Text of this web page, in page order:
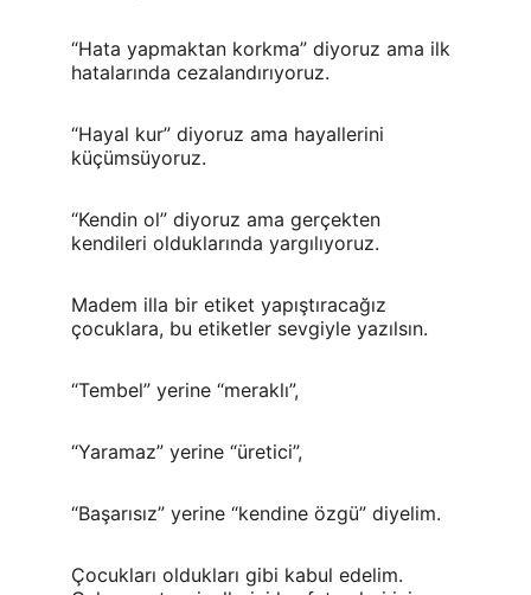
“Hata yapmaktan korkma” diyoruz ama ilk
hatalarında cezalandırıyoruz.
“Hayal kur” diyoruz ama hayallerini
küçümsüyoruz.
“Kendin ol” diyoruz ama gerçekten
kendileri olduklarında yargılıyoruz.
Madem illa bir etiket yapıştıracağız
çocuklara, bu etiketler sevgiyle yazılsın.
“Tembel” yerine “meraklı”,
“Yaramaz” yerine “üretici”,
“Başarısız” yerine “kendine özgü” diyelim.
Çocukları oldukları gibi kabul edelim.